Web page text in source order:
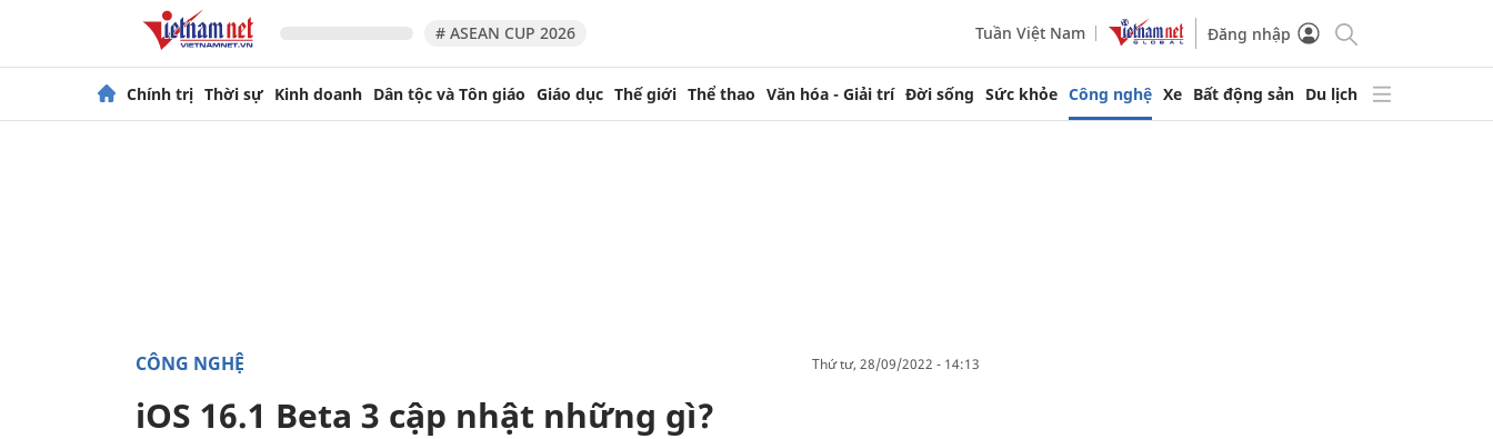
# ASEAN CUP 2026 Tuần Việt Nam Đăng nhập
Chính trị Thời sự Kinh doanh Dân tộc và Tôn giáo Giáo dục Thế giới Thể thao Văn hóa - Giải trí Đời sống Sức khỏe Công nghệ Xe Bất động sản Du lịch
CÔNG NGHỆ thứ tư, 28/09/2022 - 14:13
iOS 16.1 Beta 3 cập nhật những gì?